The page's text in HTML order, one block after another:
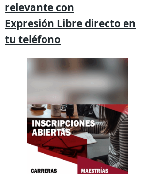
relevante con
Expresión Libre directo en
tu teléfono